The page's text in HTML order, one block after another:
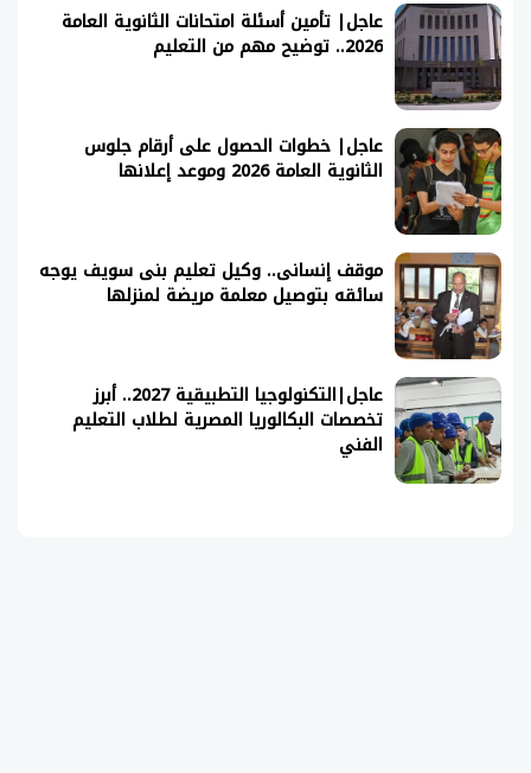
عاجل| تأمين أسئلة امتحانات الثانوية العامة
2026.. توضيح مهم من التعليم
عاجل| خطوات الحصول على أرقام جلوس
الثانوية العامة 2026 وموعد إعلانها
موقف إنسانى.. وكيل تعليم بنى سويف يوجه
سائقه بتوصيل معلمة مريضة لمنزلها
عاجل|التكنولوجيا التطبيقية 2027.. أبرز
تخصصات البكالوريا المصرية لطلاب التعليم
الفني